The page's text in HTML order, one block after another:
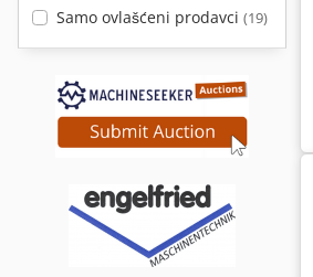
Samo ovlašćeni prodavci (19)